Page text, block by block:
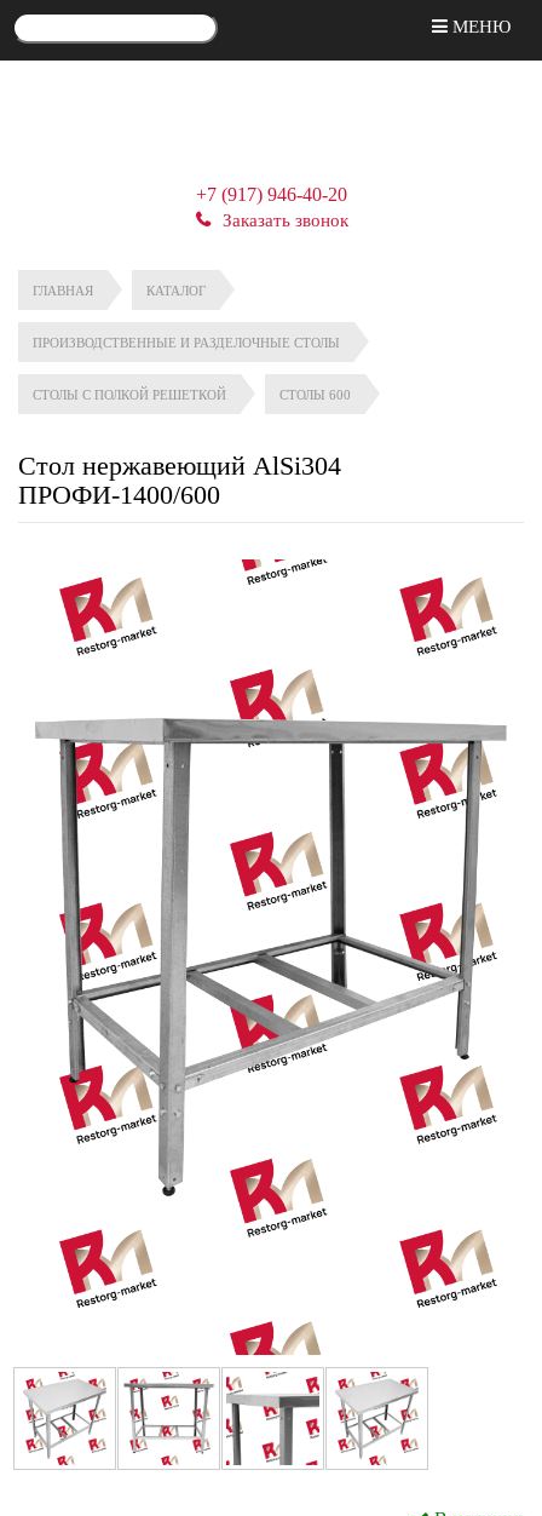
МЕНЮ
+7 (917) 946-40-20
Заказать звонок
ГЛАВНАЯ КАТАЛОГ
ПРОИЗВОДСТВЕННЫЕ И РАЗДЕЛОЧНЫЕ СТОЛЫ
СТОЛЫ С ПОЛКОЙ РЕШЕТКОЙ СТОЛЫ 600
Стол нержавеющий AlSi304
ПРОФИ-1400/600